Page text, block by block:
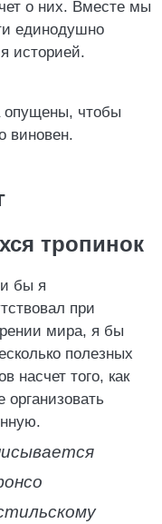
о них. Вместе мы
единодушно
историей.
опущены, чтобы
виновен.
тропинок
бы я
при
мира, я бы
полезных
насчет того, как
организовать